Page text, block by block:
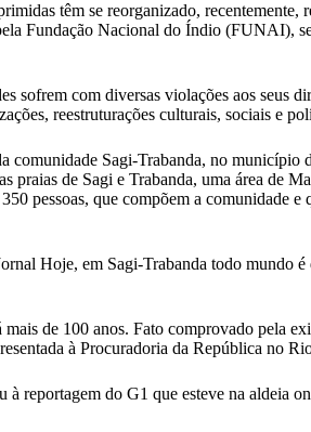
têm se reorganizado,
Fundação Nacional do Índio (FUNAI),
sofrem com diversas violações aos
reestruturações culturais, sociais e
comunidade Sagi-Trabanda, no
praias de Sagi e Trabanda, uma área de
pessoas, que compõem a comunidade
Hoje, em Sagi-Trabanda todo mundo
de 100 anos. Fato comprovado pela
à Procuradoria da República no
reportagem do G1 que esteve na aldeia